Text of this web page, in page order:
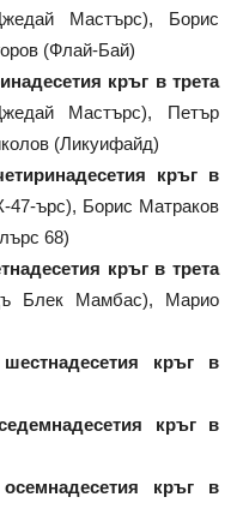
Мастърс), Борис
(Флай-Бай)
кръг в трета
Мастърс), Петър
(Ликуифайд)
кръг в
ърс), Борис Матраков
68)
кръг в трета
Блек Мамбас), Марио
кръг в
кръг в
кръг в